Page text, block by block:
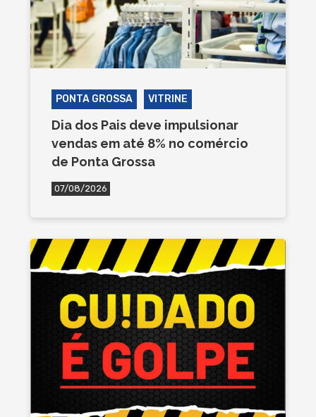
PONTA GROSSA VITRINE
Dia dos Pais deve impulsionar
vendas em até 8% no comércio
de Ponta Grossa
07/08/2026